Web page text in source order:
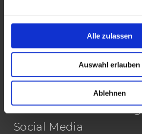
Alle zulassen
Auswahl erlauben
Ablehnen
Datenschutz
Social-Auftritte
Print & Außenwerbung
Social Media